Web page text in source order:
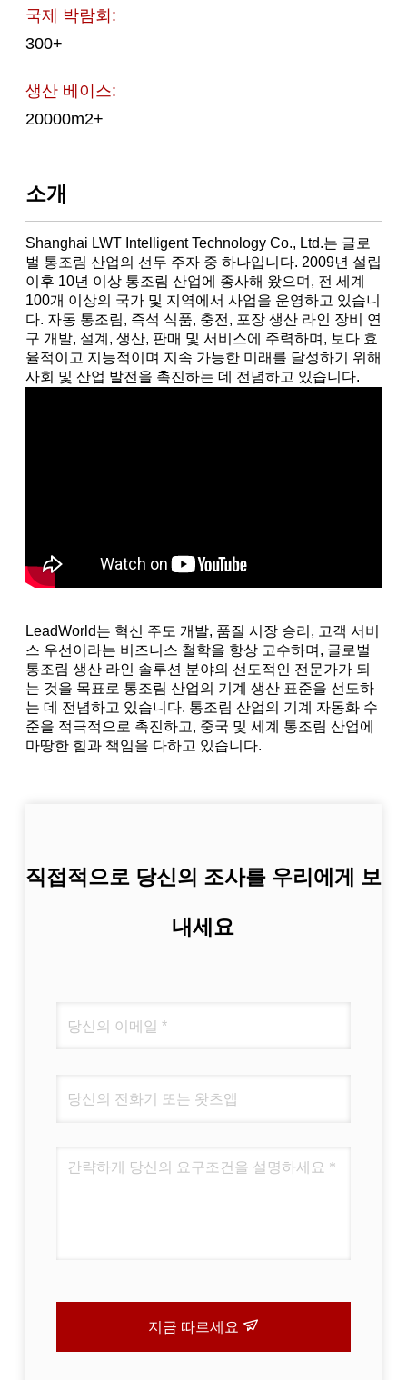
국제 박람회:
300+
생산 베이스:
20000m2+
소개
Shanghai LWT Intelligent Technology Co., Ltd.는 글로
벌 통조림 산업의 선두 주자 중 하나입니다. 2009년 설립
이후 10년 이상 통조림 산업에 종사해 왔으며, 전 세계
100개 이상의 국가 및 지역에서 사업을 운영하고 있습니
다. 자동 통조림, 즉석 식품, 충전, 포장 생산 라인 장비 연
구 개발, 설계, 생산, 판매 및 서비스에 주력하며, 보다 효
율적이고 지능적이며 지속 가능한 미래를 달성하기 위해
사회 및 산업 발전을 촉진하는 데 전념하고 있습니다.
LeadWorld는 혁신 주도 개발, 품질 시장 승리, 고객 서비
스 우선이라는 비즈니스 철학을 항상 고수하며, 글로벌
통조림 생산 라인 솔루션 분야의 선도적인 전문가가 되
는 것을 목표로 통조림 산업의 기계 생산 표준을 선도하
는 데 전념하고 있습니다. 통조림 산업의 기계 자동화 수
준을 적극적으로 촉진하고, 중국 및 세계 통조림 산업에
마땅한 힘과 책임을 다하고 있습니다.
직접적으로 당신의 조사를 우리에게 보
내세요
지금 따르세요